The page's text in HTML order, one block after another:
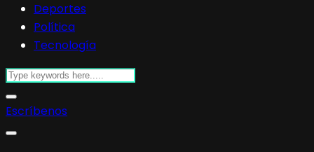
Deportes
Política
Tecnología
Escríbenos